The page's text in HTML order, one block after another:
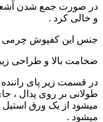
در صورت جمع شدن
و خالی کرد .
جنس این کفپوش چرمی
ضخامت بالا و طراحی
در قسمت زیر پای
طولانی بر روی پدال
میشود از یک ورق
میشود .